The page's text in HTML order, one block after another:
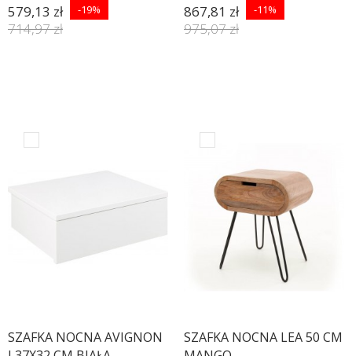
579,13 zł -19%
714,97 zł
867,81 zł -11%
975,07 zł
SZAFKA NOCNA AVIGNON
SZAFKA NOCNA LEA 50 CM